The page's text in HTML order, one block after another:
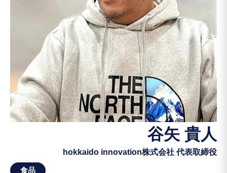
谷矢 貴人
hokkaido innovation株式会社 代表取締役
食品